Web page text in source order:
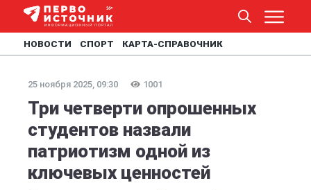
НОВОСТИ СПОРТ КАРТА-СПРАВОЧНИК
25 ноября 2025, 09:30 1001
Три четверти опрошенных
студентов назвали
патриотизм одной из
ключевых ценностей